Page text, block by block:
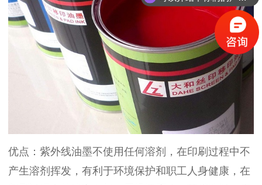
优点：紫外线油墨不使用任何溶剂，在印刷过程中不
产生溶剂挥发，有利于环境保护和职工人身健康，在